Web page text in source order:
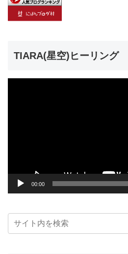
TIARA(星空)ヒーリング
00:00